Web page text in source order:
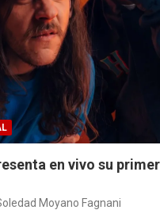
en vivo su
Moyano Fagnani